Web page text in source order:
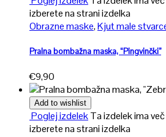
izberete na strani izdelka
Obrazne maske,Kjut male
Pralna bombažna maska, “Pingvinčki”
€9,90
Add to wishlist
Poglej izdelekTa izdelek ima
izberete na strani izdelka